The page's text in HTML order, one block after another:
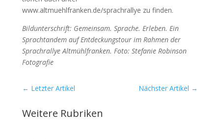
www.altmuehlfranken.de/sprachrallye zu fin­den.
Bild­un­ter­schrift: Gemein­sam. Spra­che. Erle­ben. Ein
Sprach­t­an­dem auf Ent­de­ckungs­tour im Rah­men der
Sprach­r­al­lye Alt­mühl­fran­ken. Foto: Ste­fa­nie Robin­son
Foto­gra­fie
← Letzter Artikel Nächster Artikel →
Weitere Rubriken